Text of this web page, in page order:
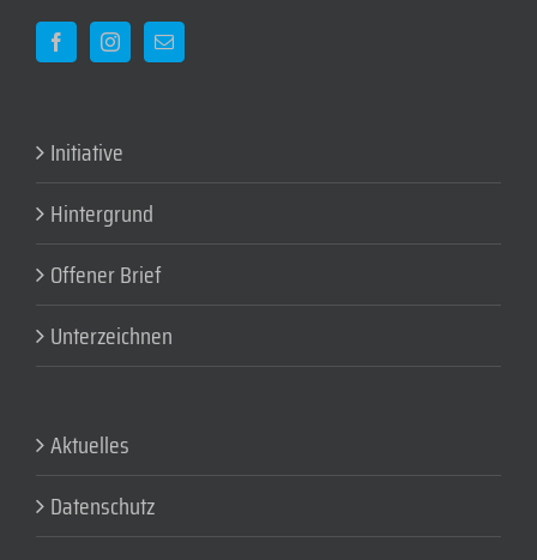
Initiative
Hintergrund
Offener Brief
Unterzeichnen
Aktuelles
Datenschutz